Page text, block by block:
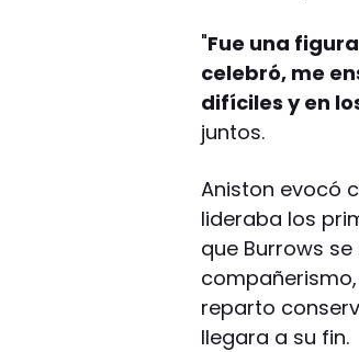
"Fue una
celebró, me
difíciles y en
juntos.
Aniston evocó
lideraba los
que Burrows
reparto
llegara a su fin.